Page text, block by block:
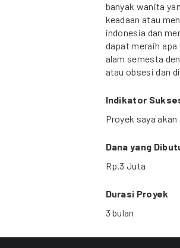
banyak wanita
keadaan atau
indonesia dan
dapat meraih
alam semesta
atau obsesi dan
Indikator
Proyek saya
Dana yang
Rp.3 Juta
Durasi Proyek
3 bulan